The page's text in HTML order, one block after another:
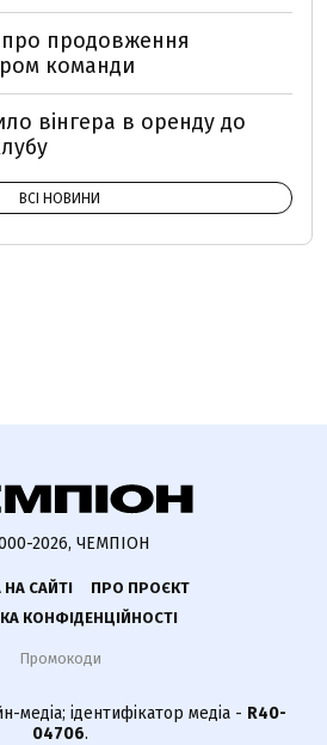
продовження
команди
вінгера в оренду до
ВСІ НОВИНИ
2026, ЧЕМПІОН
САЙТІ
ПРО ПРОЄКТ
КОНФІДЕНЦІЙНОСТІ
Промокоди
медіа; ідентифікатор медіа - R40-
04706.